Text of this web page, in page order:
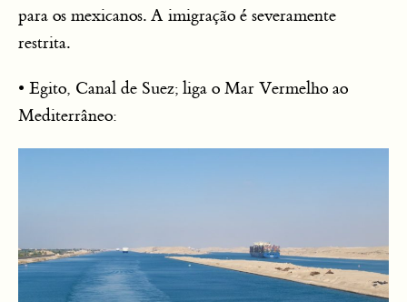
para os mexicanos. A imigração é severamente
restrita.
• Egito, Canal de Suez; liga o Mar Vermelho ao
Mediterrâneo: